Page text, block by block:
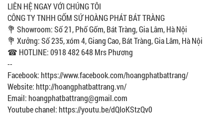
LIÊN HỆ NGAY VỚI CHÚNG TÔI
CÔNG TY TNHH GỐM SỨ HOÀNG PHÁT BÁT TRÀNG
💐 Showroom: Số 21, Phố Gốm, Bát Tràng, Gia Lâm, Hà Nội
💐 Xưởng: Số 235, xóm 4, Giang Cao, Bát Tràng, Gia Lâm, Hà Nội
☎ HOTLINE: 0918 482 648 Mrs Phương
--
Facebook: https://www.facebook.com/hoangphatbattrang/
Website: http://hoangphatbattrang.vn/
Email: hoangphatbattrang@gmail.com
Youtube chanel: https://youtu.be/dQIoKStzQv0